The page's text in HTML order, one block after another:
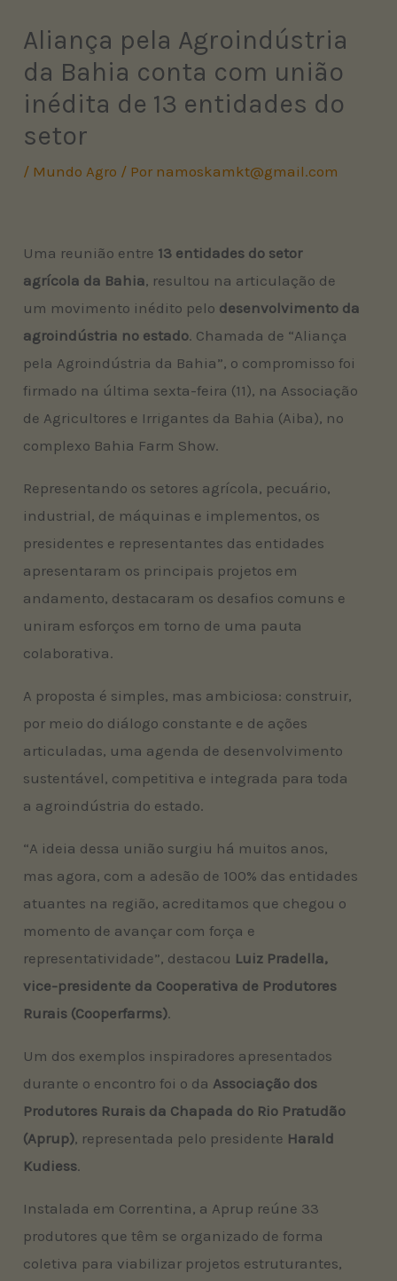
Aliança pela Agroindústria
da Bahia conta com união
inédita de 13 entidades do
setor
/ Mundo Agro / Por namoskamkt@gmail.com
Uma reunião entre 13 entidades do setor
agrícola da Bahia, resultou na articulação de
um movimento inédito pelo desenvolvimento da
agroindústria no estado. Chamada de “Aliança
pela Agroindústria da Bahia”, o compromisso foi
firmado na última sexta-feira (11), na Associação
de Agricultores e Irrigantes da Bahia (Aiba), no
complexo Bahia Farm Show.
Representando os setores agrícola, pecuário,
industrial, de máquinas e implementos, os
presidentes e representantes das entidades
apresentaram os principais projetos em
andamento, destacaram os desafios comuns e
uniram esforços em torno de uma pauta
colaborativa.
A proposta é simples, mas ambiciosa: construir,
por meio do diálogo constante e de ações
articuladas, uma agenda de desenvolvimento
sustentável, competitiva e integrada para toda
a agroindústria do estado.
“A ideia dessa união surgiu há muitos anos,
mas agora, com a adesão de 100% das entidades
atuantes na região, acreditamos que chegou o
momento de avançar com força e
representatividade”, destacou Luiz Pradella,
vice-presidente da Cooperativa de Produtores
Rurais (Cooperfarms).
Um dos exemplos inspiradores apresentados
durante o encontro foi o daAssociação dos
Produtores Rurais da Chapada do Rio Pratudão
(Aprup), representada pelo presidente Harald
Kudiess.
Instalada em Correntina, a Aprup reúne 33
produtores que têm se organizado de forma
coletiva para viabilizar projetos estruturantes,